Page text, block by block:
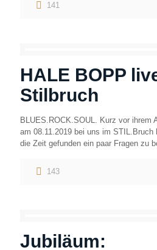
141
HALE BOPP
Stilbruch
BLUES.ROCK.SOUL. Kurz vor ihrem
am 08.11.2019 bei uns im
die Zeit gefunden ein paar Fragen zu
143
Jubiläum: